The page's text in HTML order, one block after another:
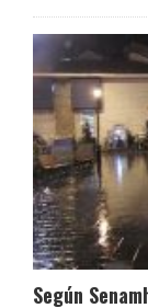
Según